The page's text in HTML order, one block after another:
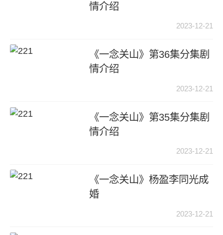
情介绍
2023-12-21
《一念关山》第36集分集剧
情介绍
2023-12-21
《一念关山》第35集分集剧
情介绍
2023-12-21
《一念关山》杨盈李同光成
婚
2023-12-21